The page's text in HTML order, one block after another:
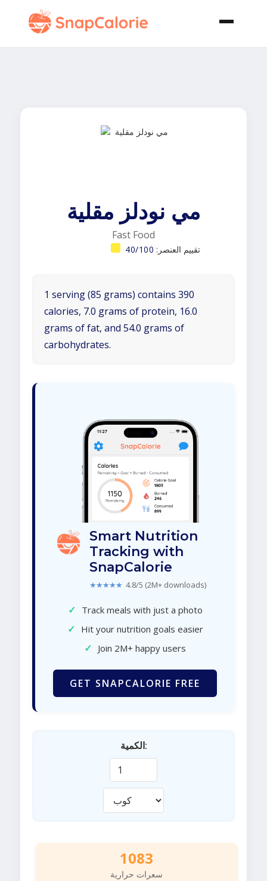
مي نودلز مقلية
Fast Food
تقييم العنصر: 40/100
1 serving (85 grams) contains 390
calories, 7.0 grams of protein, 16.0
grams of fat, and 54.0 grams of
carbohydrates.
Smart Nutrition
Tracking with
SnapCalorie
★★★★★ 4.8/5 (2M+ downloads)
✓ Track meals with just a photo
✓ Hit your nutrition goals easier
✓ Join 2M+ happy users
GET SNAPCALORIE FREE
الكمية:
1083
سعرات حرارية